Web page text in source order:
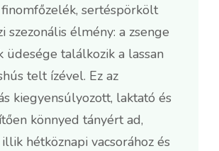
finomfőzelék, sertéspörkölt
szezonális élmény: a zsenge
üdesége találkozik a lassan
telt ízével. Ez az
kiegyensúlyozott, laktató és
könnyed tányért ad,
hétköznapi vacsorához és